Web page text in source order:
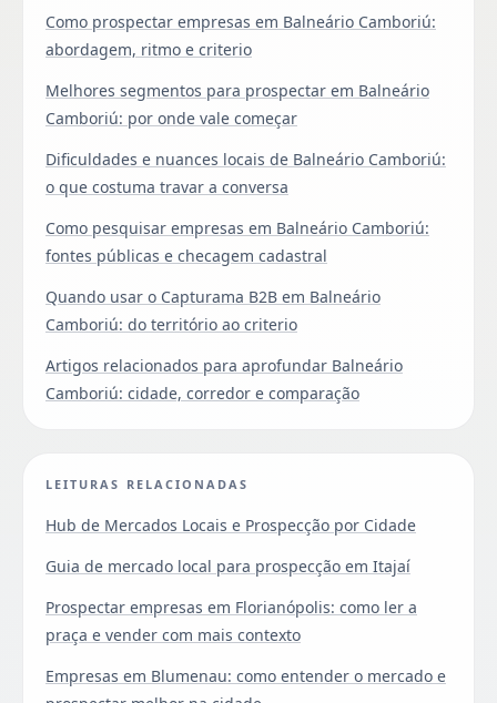
Como prospectar empresas em Balneário Camboriú:
abordagem, ritmo e criterio
Melhores segmentos para prospectar em Balneário
Camboriú: por onde vale começar
Dificuldades e nuances locais de Balneário Camboriú:
o que costuma travar a conversa
Como pesquisar empresas em Balneário Camboriú:
fontes públicas e checagem cadastral
Quando usar o Capturama B2B em Balneário
Camboriú: do território ao criterio
Artigos relacionados para aprofundar Balneário
Camboriú: cidade, corredor e comparação
LEITURAS RELACIONADAS
Hub de Mercados Locais e Prospecção por Cidade
Guia de mercado local para prospecção em Itajaí
Prospectar empresas em Florianópolis: como ler a
praça e vender com mais contexto
Empresas em Blumenau: como entender o mercado e